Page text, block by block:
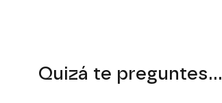
Quizá te preguntes...